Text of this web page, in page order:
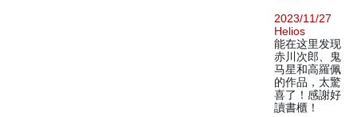
2023/11/27
Helios
能在这里发现
赤川次郎、鬼
马星和高羅佩
的作品，太驚
喜了！感謝好
讀書櫃！